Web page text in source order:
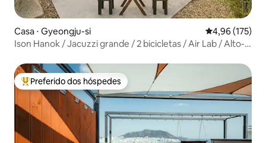
Casa ⋅ Gyeongju-si 4,96 de uma
4,96 (175)
Ison Hanok / Jacuzzi grande / 2 bicicletas / Air Lab / Alto-
tradicional / Equipado com Beam / Café
Entre os melhores preferidos dos hóspedes
Preferido dos hóspedes